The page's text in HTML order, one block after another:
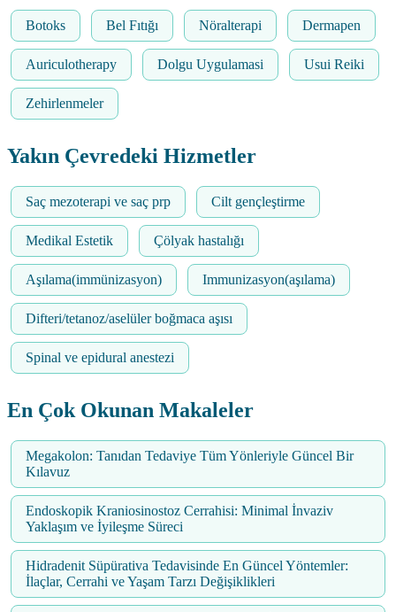
Botoks Bel Fıtığı Nöralterapi Dermapen
Auriculotherapy Dolgu Uygulamasi Usui Reiki
Zehirlenmeler
Yakın Çevredeki Hizmetler
Saç mezoterapi ve saç prp Cilt gençleştirme
Medikal Estetik Çölyak hastalığı
Aşılama(immünizasyon) Immunizasyon(aşılama)
Difteri/tetanoz/aselüler boğmaca aşısı
Spinal ve epidural anestezi
En Çok Okunan Makaleler
Megakolon: Tanıdan Tedaviye Tüm Yönleriyle Güncel Bir
Kılavuz
Endoskopik Kraniosinostoz Cerrahisi: Minimal İnvaziv
Yaklaşım ve İyileşme Süreci
Hidradenit Süpürativa Tedavisinde En Güncel Yöntemler:
İlaçlar, Cerrahi ve Yaşam Tarzı Değişiklikleri